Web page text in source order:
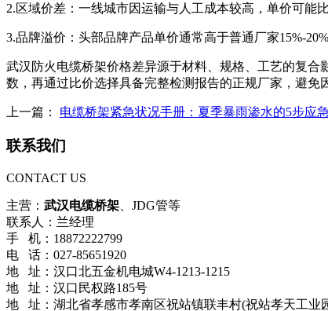
2.区域价差：一线城市因运输与人工成本较高，单价可能
3.品牌溢价：头部品牌产品单价通常高于普通厂家15%-
武汉防火电缆桥架价格差异源于材料、规格、工艺的复
数，再通过比价选择具备完整检测报告的正规厂家，避免
上一篇： 电缆桥架紧急状况手册：夏季暴雨渗水的5步应
联系我们
CONTACT US
主营： 武汉电缆桥架 、JDG管等
联系人：兰经理
手 机：18872222799
电 话：027-85651920
地 址：汉口北五金机电城W4-1213-1215
地 址：汉口民权路185号
地 址：湖北省孝感市孝南区祝站镇联丰村(祝站孝天工业